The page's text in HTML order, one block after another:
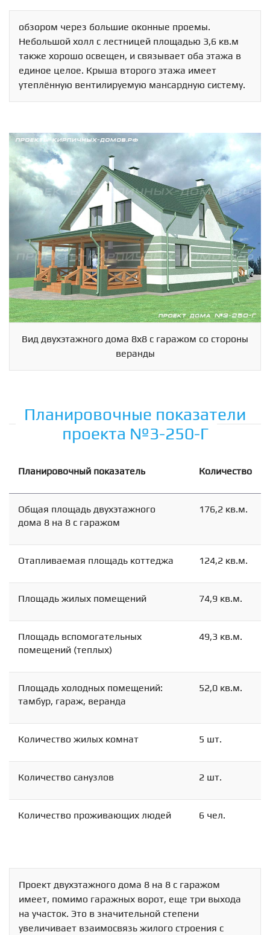
обзором через большие оконные проемы.
Небольшой холл с лестницей площадью 3,6 кв.м
также хорошо освещен, и связывает оба этажа в
единое целое. Крыша второго этажа имеет
утеплённую вентилируемую мансардную систему.
Вид двухэтажного дома 8х8 с гаражом со стороны
веранды
Планировочные показатели
проекта №3-250-Г
Планировочный показатель Количество
Общая площадь двухэтажного
дома 8 на 8 с гаражом
176,2 кв.м.
Отапливаемая площадь коттеджа 124,2 кв.м.
Площадь жилых помещений 74,9 кв.м.
Площадь вспомогательных
помещений (теплых)
49,3 кв.м.
Площадь холодных помещений:
тамбур, гараж, веранда
52,0 кв.м.
Количество жилых комнат 5 шт.
Количество санузлов 2 шт.
Количество проживающих людей 6 чел.
Проект двухэтажного дома 8 на 8 с гаражом
имеет, помимо гаражных ворот, еще три выхода
на участок. Это в значительной степени
увеличивает взаимосвязь жилого строения с
Сейчас Статистика
Схема
Спутник
Гибрид
Панорамы